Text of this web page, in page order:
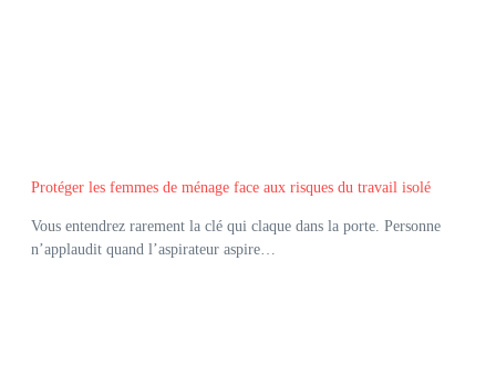
Protéger les femmes de ménage face aux risques du travail isolé
Vous entendrez rarement la clé qui claque dans la porte. Personne
n’applaudit quand l’aspirateur aspire…